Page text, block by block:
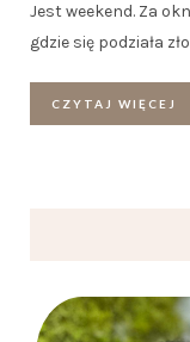
Jest weekend. Za
gdzie się podziała
CZYTAJ WIĘCEJ